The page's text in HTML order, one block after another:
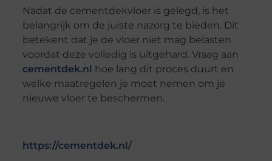
Nadat de cementdekvloer is gelegd, is het
belangrijk om de juiste nazorg te bieden. Dit
betekent dat je de vloer niet mag belasten
voordat deze volledig is uitgehard. Vraag aan
cementdek.nl hoe lang dit proces duurt en
welke maatregelen je moet nemen om je
nieuwe vloer te beschermen.
https://cementdek.nl/